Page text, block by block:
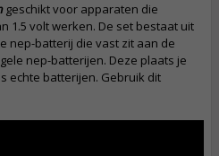
geschikt voor apparaten die
1.5 volt werken. De set bestaat uit
nep-batterij die vast zit aan de
nep-batterijen. Deze plaats je
echte batterijen. Gebruik dit